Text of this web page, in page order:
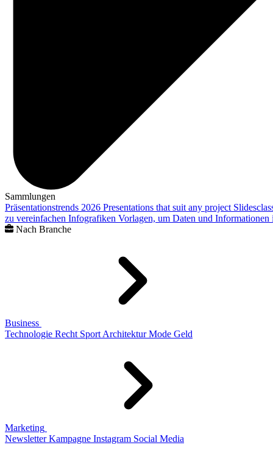
Sammlungen
Präsentationstrends 2026 Presentations that suit any project
zu vereinfachen Infografiken Vorlagen, um Daten und
Nach Branche
Business
Technologie Recht Sport Architektur Mode Geld
Marketing
Newsletter Kampagne Instagram Social Media